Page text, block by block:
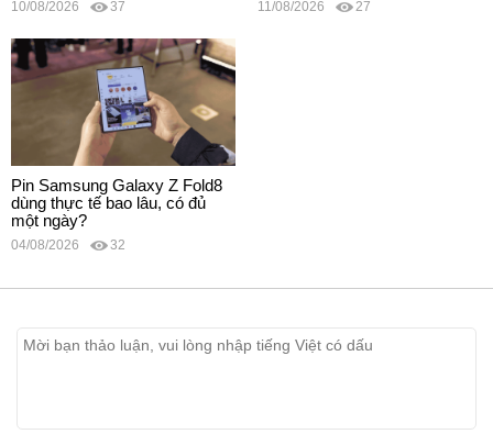
10/08/2026 37 11/08/2026 27
Pin Samsung Galaxy Z Fold8
dùng thực tế bao lâu, có đủ
một ngày?
04/08/2026 32